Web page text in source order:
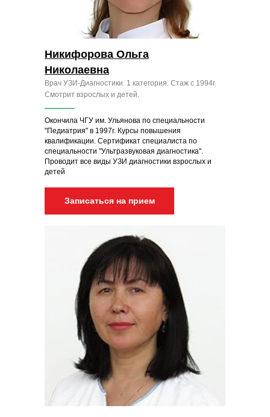
Врач УЗИ-Диагностики. 1 категория. Стаж с 1994г.
Смотрит взрослых и детей.
Никифорова Ольга
Николаевна
Окончила ЧГУ им. Ульянова по специальности
"Педиатрия" в 1997г. Курсы повышения
квалификации. Сертификат специалиста по
специальности "Ультразвуковая диагностика".
Проводит все виды УЗИ диагностики взрослых и
детей
Записаться на прием